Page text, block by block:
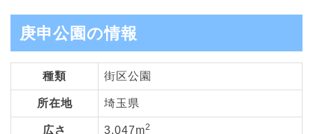
庚申公園の情報
種類 街区公園
所在地 埼玉県
広さ 3,047m2